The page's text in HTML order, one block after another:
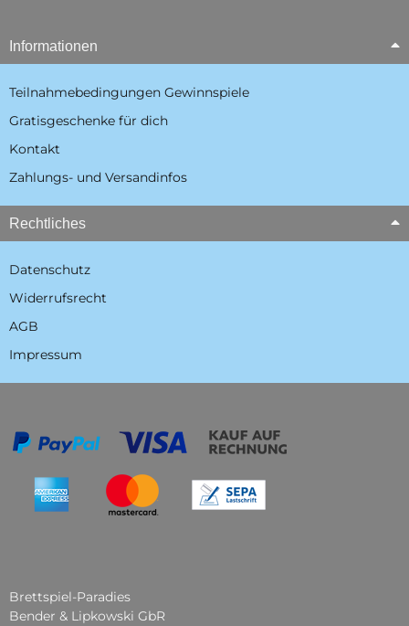
Informationen
Teilnahmebedingungen Gewinnspiele
Gratisgeschenke für dich
Kontakt
Zahlungs- und Versandinfos
Rechtliches
Datenschutz
Widerrufsrecht
AGB
Impressum
Brettspiel-Paradies
Bender & Lipkowski GbR